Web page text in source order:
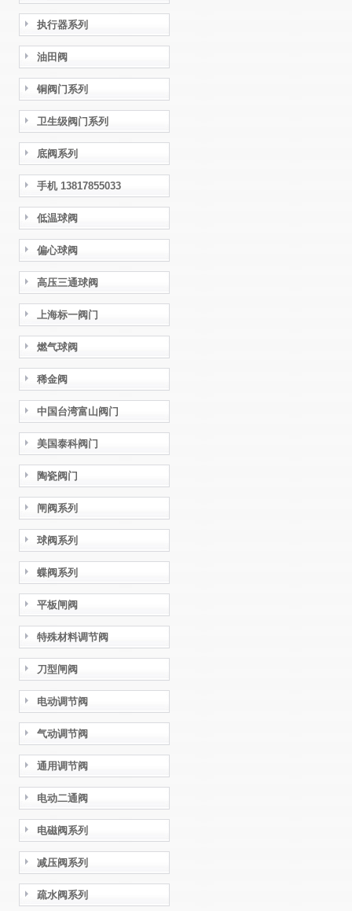
执行器系列
油田阀
铜阀门系列
卫生级阀门系列
底阀系列
手机 13817855033
低温球阀
偏心球阀
高压三通球阀
上海标一阀门
燃气球阀
稀金阀
中国台湾富山阀门
美国泰科阀门
陶瓷阀门
闸阀系列
球阀系列
蝶阀系列
平板闸阀
特殊材料调节阀
刀型闸阀
电动调节阀
气动调节阀
通用调节阀
电动二通阀
电磁阀系列
减压阀系列
疏水阀系列